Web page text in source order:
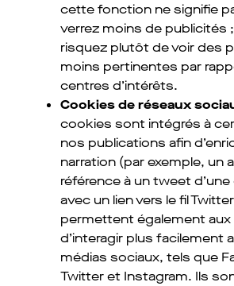
cette fonction ne signifie
verrez moins de publicités
risquez plutôt de voir des
moins pertinentes par
centres d’intérêts.
Cookies de réseaux
cookies sont intégrés à
nos publications afin
narration (par exemple, un
référence à un tweet
avec un lien vers le fil
permettent également aux
d’interagir plus facilement
médias sociaux, tels que
Twitter et Instagram. Ils